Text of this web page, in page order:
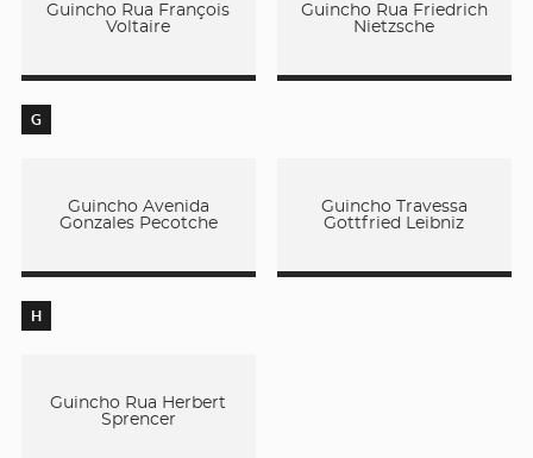
Guincho Rua François
Voltaire
Guincho Rua Friedrich
Nietzsche
G
Guincho Avenida
Gonzales Pecotche
Guincho Travessa
Gottfried Leibniz
H
Guincho Rua Herbert
Sprencer